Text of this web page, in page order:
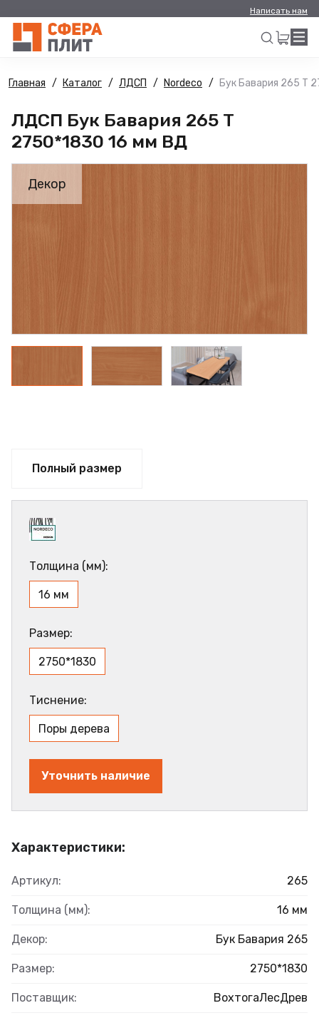
Написать нам
Искать
Главная Каталог ЛДСП Nordeco Бук Бавария 265 Т
ЛДСП Бук Бавария 265 Т
2750*1830 16 мм ВД
Декор
Полный размер
Характеристики:
Артикул: 265
Толщина (мм): 16 мм
Декор: Бук Бавария 265
Размер: 2750*1830
Поставщик: ВохтогаЛесДрев
Толщина (мм):
16 мм
Размер:
2750*1830
Тиснение:
Поры дерева
Уточнить наличие